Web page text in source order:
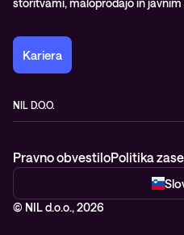
storitvami, maloprodajo in
Kariera
NIL D.O.O.
Slovenija
© NIL d.o.o., 2026
Pravno obvestiloPolitika